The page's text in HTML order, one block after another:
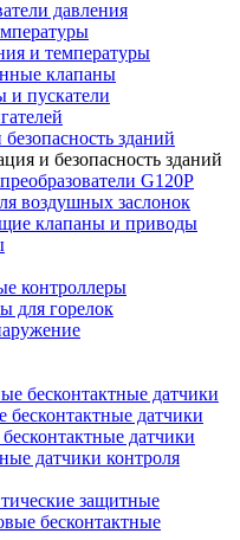
давления
и температуры
клапаны
и пускатели
зданий
и безопасность зданий
G120P
воздушных заслонок
клапаны и приводы
контроллеры
для горелок
бесконтактные датчики
бесконтактные датчики
датчики
датчики контроля
защитные
бесконтактные